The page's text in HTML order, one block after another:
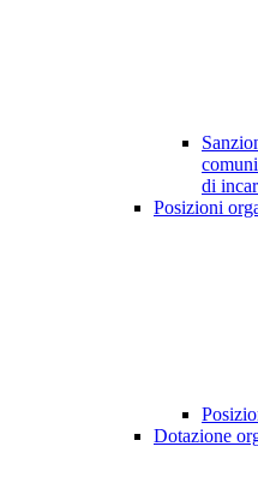
di
Posizioni
Dotazione